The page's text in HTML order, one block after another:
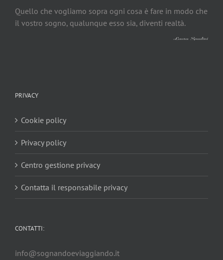
Quello che vogliamo sopra ogni cosa è fare in modo che
il vostro sogno, qualunque esso sia, diventi realtà.
PRIVACY
Cookie policy
Privacy policy
Centro gestione privacy
Contatta il responsabile privacy
CONTATTI:
info@sognandoeviaggiando.it